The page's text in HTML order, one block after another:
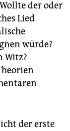
der oder
Lied
würde?
Witz?
der erste